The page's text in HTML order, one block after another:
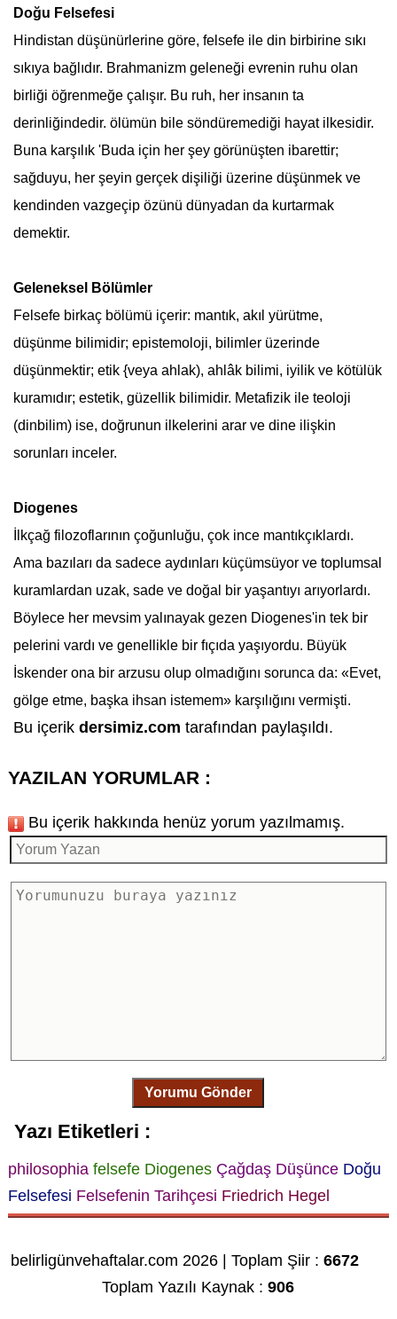
Doğu Felsefesi
Hindistan düşünürlerine göre, felsefeile din birbirine sıkı
sıkıya bağlıdır. Brahmanizm geleneği evrenin ruhu olan
birliği öğrenmeğe çalışır. Bu ruh, her insanın ta
derinliğindedir. ölümün bile söndüremediği hayat ilkesidir.
Buna karşılık 'Buda için her şey görünüşten ibarettir;
sağduyu, her şeyin gerçek dişiliği üzerine düşünmek ve
kendinden vazgeçip özünü dünyadan da kurtarmak
demektir.
Geleneksel Bölümler
Felsefe birkaç bölümü içerir: mantık, akıl yürütme,
düşünme bilimidir; epistemoloji, bilimler üzerinde
düşünmektir; etik {veya ahlak), ahlâk bilimi, iyilik ve kötülük
kuramıdır; estetik, güzellik bilimidir. Metafizik ile teoloji
(dinbilim) ise, doğrunun ilkelerini arar ve dine ilişkin
sorunları inceler.
Diogenes
İlkçağ filozoflarının çoğunluğu, çok ince mantıkçıklardı.
Ama bazıları da sadece aydınları küçümsüyor ve toplumsal
kuramlardan uzak, sade ve doğal bir yaşantıyı arıyorlardı.
Böylece her mevsim yalınayak gezen Diogenes'in tek bir
pelerini vardı ve genellikle bir fıçıda yaşıyordu. Büyük
İskender ona bir arzusu olup olmadığını sorunca da: «Evet,
gölge etme, başka ihsan istemem» karşılığını vermişti.
Bu içerik dersimiz.com tarafından paylaşıldı.
YAZILAN YORUMLAR :
Bu içerik hakkında henüz yorum yazılmamış.
Yorumu Gönder
Yazı Etiketleri :
philosophia felsefe Diogenes Çağdaş Düşünce Doğu
Felsefesi Felsefenin Tarihçesi Friedrich Hegel
belirligünvehaftalar.com 2026 | Toplam Şiir :6672
Toplam Yazılı Kaynak :906